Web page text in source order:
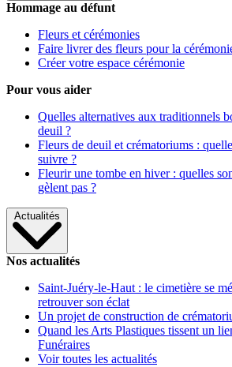
Hommage au défunt
Fleurs et cérémonies
Faire livrer des fleurs pour la
Créer votre espace cérémonie
Pour vous aider
Quelles alternatives aux traditionnels
deuil ?
Fleurs de deuil et crématoriums :
suivre ?
Fleurir une tombe en hiver : quelles
gèlent pas ?
Actualités
Nos actualités
Saint-Juéry-le-Haut : le cimetière se
retrouver son éclat
Un projet de construction de
Quand les Arts Plastiques tissent un
Funéraires
Voir toutes les actualités